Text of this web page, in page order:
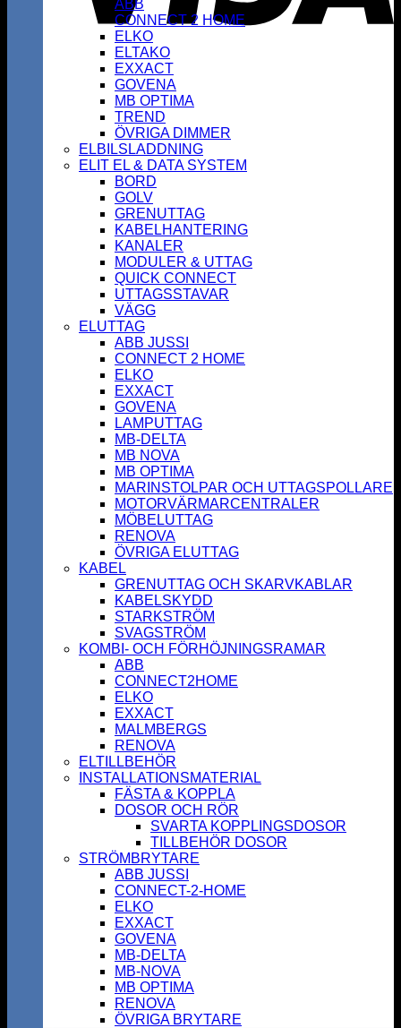
ABB
CONNECT 2 HOME
ELKO
ELTAKO
EXXACT
GOVENA
MB OPTIMA
TREND
ÖVRIGA DIMMER
ELBILSLADDNING
ELIT EL & DATA SYSTEM
BORD
GOLV
GRENUTTAG
KABELHANTERING
KANALER
MODULER & UTTAG
QUICK CONNECT
UTTAGSSTAVAR
VÄGG
ELUTTAG
ABB JUSSI
CONNECT 2 HOME
ELKO
EXXACT
GOVENA
LAMPUTTAG
MB-DELTA
MB NOVA
MB OPTIMA
MARINSTOLPAR OCH UTTAGSPOLLARE
MOTORVÄRMARCENTRALER
MÖBELUTTAG
RENOVA
ÖVRIGA ELUTTAG
KABEL
GRENUTTAG OCH SKARVKABLAR
KABELSKYDD
STARKSTRÖM
SVAGSTRÖM
KOMBI- OCH FÖRHÖJNINGSRAMAR
ABB
CONNECT2HOME
ELKO
EXXACT
MALMBERGS
RENOVA
ELTILLBEHÖR
INSTALLATIONSMATERIAL
FÄSTA & KOPPLA
DOSOR OCH RÖR
SVARTA KOPPLINGSDOSOR
TILLBEHÖR DOSOR
STRÖMBRYTARE
ABB JUSSI
CONNECT-2-HOME
ELKO
EXXACT
GOVENA
MB-DELTA
MB-NOVA
MB OPTIMA
RENOVA
ÖVRIGA BRYTARE